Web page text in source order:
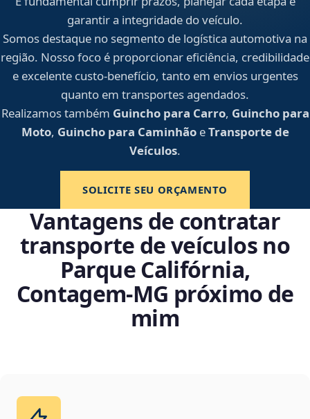
garantir a integridade do veículo.
Somos destaque no segmento de logística automotiva na
região. Nosso foco é proporcionar eficiência, credibilidade
e excelente custo-benefício, tanto em envios urgentes
quanto em transportes agendados.
Realizamos também Guincho para Carro, Guincho para
Moto, Guincho para CaminhãoeTransporte de
Veículos.
SOLICITE SEU ORÇAMENTO
Vantagens de contratar
transporte de veículos no
Parque Califórnia,
Contagem‑MG próximo de
mim